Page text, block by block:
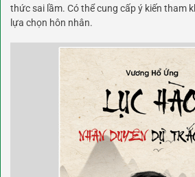
thức sai lầm. Có thể cung cấp ý kiến tham
lựa chọn hôn nhân.